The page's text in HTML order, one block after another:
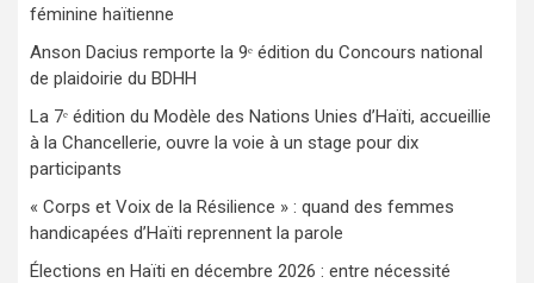
féminine haïtienne
Anson Dacius remporte la 9ᵉ édition du Concours national
de plaidoirie du BDHH
La 7ᵉ édition du Modèle des Nations Unies d’Haïti, accueillie
à la Chancellerie, ouvre la voie à un stage pour dix
participants
« Corps et Voix de la Résilience » : quand des femmes
handicapées d’Haïti reprennent la parole
Élections en Haïti en décembre 2026 : entre nécessité